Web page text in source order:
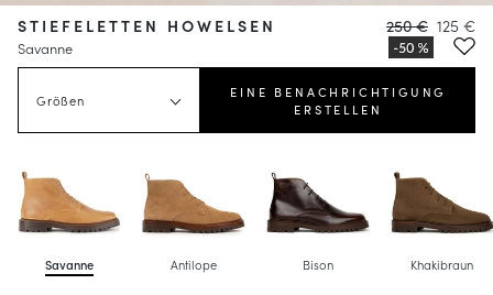
STIEFELETTEN HOWELSEN
Savanne
250 € 125 €
Größen
EINE BENACHRICHTIGUNG
ERSTELLEN
Savanne Antilope Bison Khakibraun